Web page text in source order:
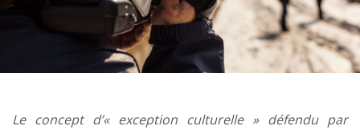
Le concept d’« exception culturelle » défendu par